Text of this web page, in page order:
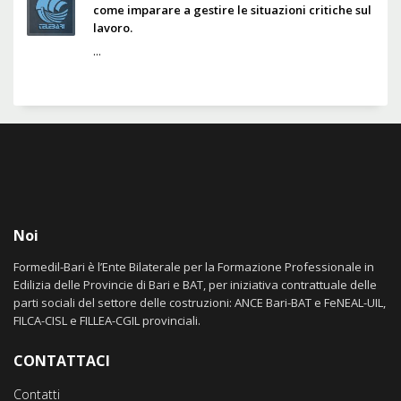
come imparare a gestire le situazioni critiche sul
lavoro.
...
Noi
Formedil-Bari è l’Ente Bilaterale per la Formazione Professionale in
Edilizia delle Provincie di Bari e BAT, per iniziativa contrattuale delle
parti sociali del settore delle costruzioni: ANCE Bari-BAT e FeNEAL-UIL,
FILCA-CISL e FILLEA-CGIL provinciali.
CONTATTACI
Contatti